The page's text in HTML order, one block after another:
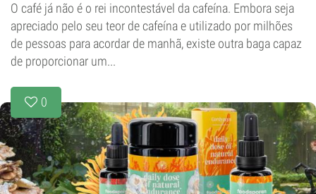
O café já não é o rei incontestável da cafeína. Embora seja
apreciado pelo seu teor de cafeína e utilizado por milhões
de pessoas para acordar de manhã, existe outra baga capaz
de proporcionar um...
0